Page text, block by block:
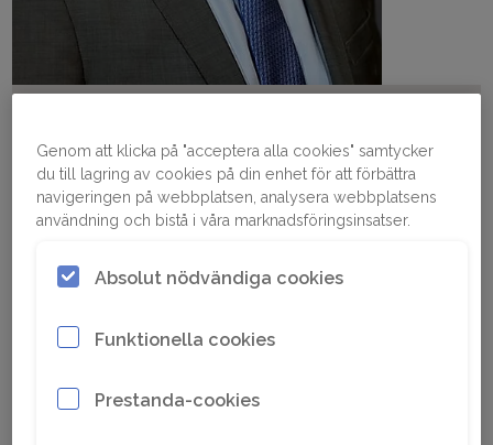
0.28 MB, PNG
Andrew Walker
Genom att klicka på "acceptera alla cookies" samtycker
du till lagring av cookies på din enhet för att förbättra
navigeringen på webbplatsen, analysera webbplatsens
användning och bistå i våra marknadsföringsinsatser.
Absolut nödvändiga cookies
Funktionella cookies
Prestanda-cookies